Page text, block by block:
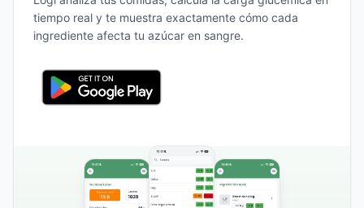
tiempo real y te muestra exactamente cómo cada
ingrediente afecta tu azúcar en sangre.